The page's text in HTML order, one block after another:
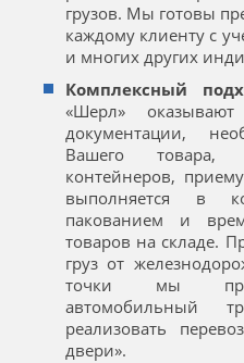
грузов. Мы готовы
каждому клиенту с
и многих других
Комплексный
«Шерл»
документации,
Вашего товара,
контейнеров,
выполняется в
пакованием и
товаров на складе.
груз от
точки мы
автомобильный
реализовать
двери».